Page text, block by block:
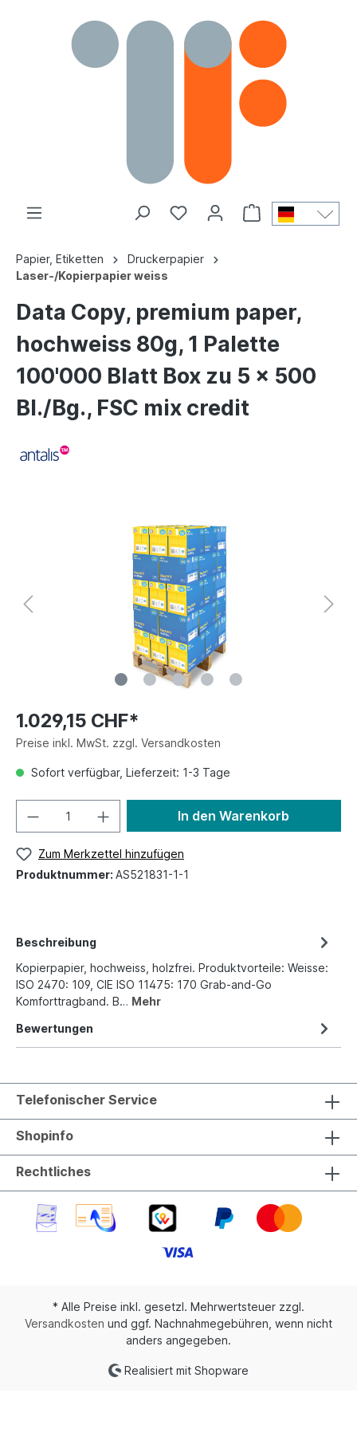
Papier, Etiketten
Druckerpapier
Laser-/Kopierpapier weiss
Data Copy, premium paper,
hochweiss 80g, 1 Palette
100'000 Blatt Box zu 5 x 500
Bl./Bg., FSC mix credit
1.029,15 CHF*
Preise inkl. MwSt. zzgl. Versandkosten
Sofort verfügbar, Lieferzeit: 1-3 Tage
In den Warenkorb
Zum Merkzettel hinzufügen
Produktnummer: AS521831-1-1
Beschreibung
Kopierpapier, hochweiss, holzfrei. Produktvorteile: Weisse:
ISO 2470: 109, CIE ISO 11475: 170 Grab-and-Go
Komforttragband. B… Mehr
Bewertungen
Telefonischer Service
Shopinfo
Rechtliches
* Alle Preise inkl. gesetzl. Mehrwertsteuer zzgl.
Versandkosten und ggf. Nachnahmegebühren, wenn nicht
anders angegeben.
Realisiert mit Shopware